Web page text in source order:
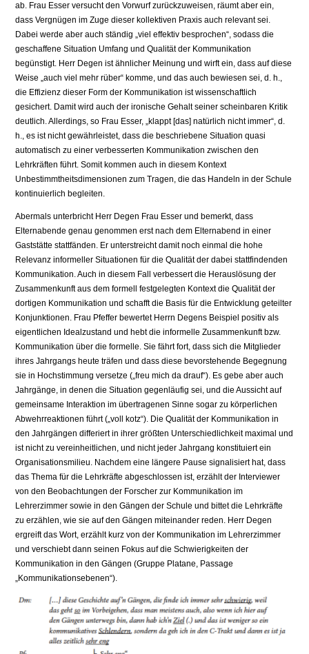
ab. Frau Esser versucht den Vorwurf zurückzuweisen, räumt aber ein,
dass Vergnügen im Zuge dieser kollektiven Praxis auch relevant sei.
Dabei werde aber auch ständig „viel effektiv besprochen“, sodass die
geschaffene Situation Umfang und Qualität der Kommunikation
begünstigt. Herr Degen ist ähnlicher Meinung und wirft ein, dass auf diese
Weise „auch viel mehr rüber“ komme, und das auch bewiesen sei, d. h.,
die Effizienz dieser Form der Kommunikation ist wissenschaftlich
gesichert. Damit wird auch der ironische Gehalt seiner scheinbaren Kritik
deutlich. Allerdings, so Frau Esser, „klappt [das] natürlich nicht immer“, d.
h., es ist nicht gewährleistet, dass die beschriebene Situation quasi
automatisch zu einer verbesserten Kommunikation zwischen den
Lehrkräften führt. Somit kommen auch in diesem Kontext
Unbestimmtheitsdimensionen zum Tragen, die das Handeln in der Schule
kontinuierlich begleiten.
Abermals unterbricht Herr Degen Frau Esser und bemerkt, dass
Elternabende genau genommen erst nach dem Elternabend in einer
Gaststätte stattfänden. Er unterstreicht damit noch einmal die hohe
Relevanz informeller Situationen für die Qualität der dabei stattfindenden
Kommunikation. Auch in diesem Fall verbessert die Herauslösung der
Zusammenkunft aus dem formell festgelegten Kontext die Qualität der
dortigen Kommunikation und schafft die Basis für die Entwicklung geteilter
Konjunktionen. Frau Pfeffer bewertet Herrn Degens Beispiel positiv als
eigentlichen Idealzustand und hebt die informelle Zusammenkunft bzw.
Kommunikation über die formelle. Sie fährt fort, dass sich die Mitglieder
ihres Jahrgangs heute träfen und dass diese bevorstehende Begegnung
sie in Hochstimmung versetze („freu mich da drauf“). Es gebe aber auch
Jahrgänge, in denen die Situation gegenläufig sei, und die Aussicht auf
gemeinsame Interaktion im übertragenen Sinne sogar zu körperlichen
Abwehrreaktionen führt („voll kotz“). Die Qualität der Kommunikation in
den Jahrgängen differiert in ihrer größten Unterschiedlichkeit maximal und
ist nicht zu vereinheitlichen, und nicht jeder Jahrgang konstituiert ein
Organisationsmilieu. Nachdem eine längere Pause signalisiert hat, dass
das Thema für die Lehrkräfte abgeschlossen ist, erzählt der Interviewer
von den Beobachtungen der Forscher zur Kommunikation im
Lehrerzimmer sowie in den Gängen der Schule und bittet die Lehrkräfte
zu erzählen, wie sie auf den Gängen miteinander reden. Herr Degen
ergreift das Wort, erzählt kurz von der Kommunikation im Lehrerzimmer
und verschiebt dann seinen Fokus auf die Schwierigkeiten der
Kommunikation in den Gängen (Gruppe Platane, Passage
„Kommunikationsebenen“).